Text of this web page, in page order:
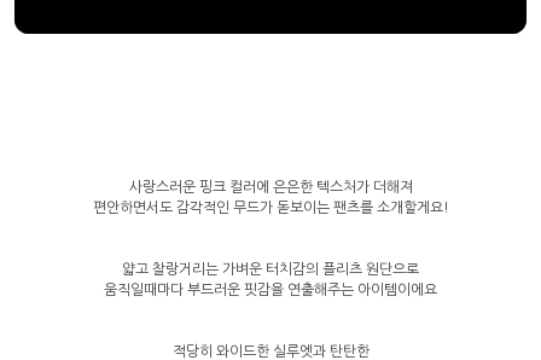
사랑스러운 핑크 컬러에 은은한 텍스처가 더해져
편안하면서도 감각적인 무드가 돋보이는 팬츠를 소개할게요!
얇고 찰랑거리는 가벼운 터치감의 플리츠 원단으로
움직일때마다 부드러운 핏감을 연출해주는 아이템이에요
적당히 와이드한 실루엣과 탄탄한